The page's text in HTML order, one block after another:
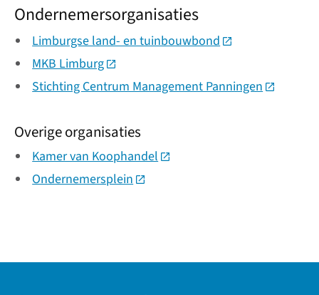
Ondernemersorganisaties
Limburgse land- en tuinbouwbond(Deze link gaat
MKB Limburg(Deze link gaat naar een externe
Stichting Centrum Management Panningen(Deze
Overige organisaties
Kamer van Koophandel(Deze link gaat naar een
Ondernemersplein(Deze link gaat naar een externe